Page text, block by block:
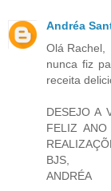
Andréa
Olá Rachel,
nunca fiz
receita
DESEJO A
FELIZ
BJS,
ANDRÉA